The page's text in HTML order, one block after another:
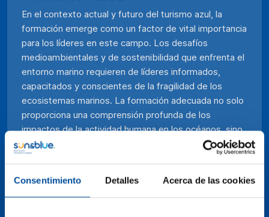
Consentimiento Detalles Acerca de las cookies
En el contexto actual y futuro del turismo azul, la
formación emerge como un factor de vital importancia
para los líderes en este campo. Los desafíos
medioambientales y de sostenibilidad que enfrenta el
entorno marino requieren de líderes informados,
capacitados y conscientes de la fragilidad de los
ecosistemas marinos. La formación adecuada no solo
proporciona una comprensión profunda de los
impactos de la actividad humana en los océanos, sino
que también permite desarrollar estrategias
innovadoras para fomentar un turismo azul
comunidades locales como para el ecosistema marino
en su conjunto. En este sentido, invertir en la